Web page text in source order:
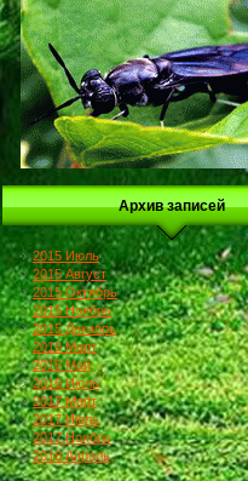
Архив записей
2015 Июль
2015 Август
2015 Октябрь
2015 Ноябрь
2015 Декабрь
2016 Март
2016 Май
2016 Июль
2017 Март
2017 Июль
2017 Ноябрь
2018 Апрель